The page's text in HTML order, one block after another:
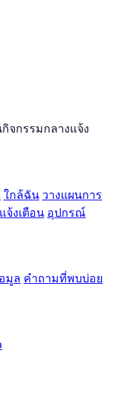
กรรมกลางแจ้ง
ใกล้ฉัน วางแผนการ
จ้งเตือน อุปกรณ์
มูล คำถามที่พบบ่อย